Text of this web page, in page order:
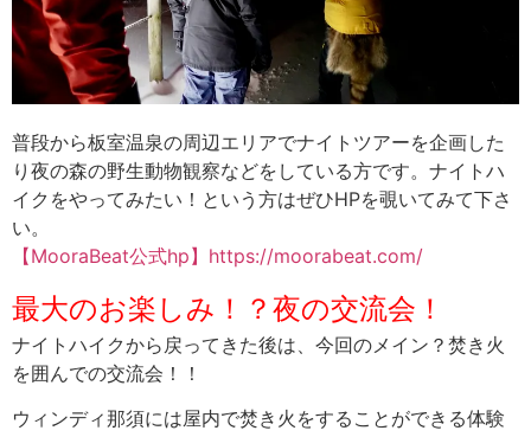
普段から板室温泉の周辺エリアでナイトツアーを企画した
り夜の森の野生動物観察などをしている方です。ナイトハ
イクをやってみたい！という方はぜひHPを覗いてみて下さ
い。
【MooraBeat公式hp】https://moorabeat.com/
最大のお楽しみ！？夜の交流会！
ナイトハイクから戻ってきた後は、今回のメイン？焚き火
を囲んでの交流会！！
ウィンディ那須には屋内で焚き火をすることができる体験